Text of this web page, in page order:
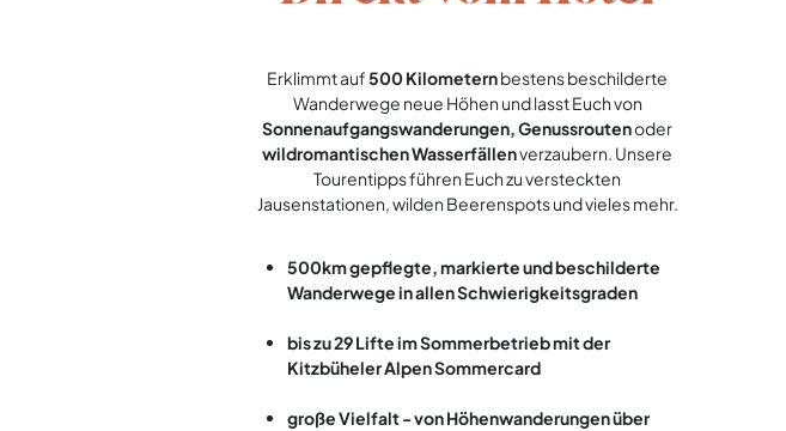
Erklimmt auf500 Kilometernbestens beschilderte
Wanderwege neue Höhen und lasst Euch von
Sonnenaufgangswanderungen, Genussroutenoder
wildromantischen Wasserfällenverzaubern. Unsere
Tourentipps führen Euch zu versteckten
Jausenstationen, wilden Beerenspots und vieles mehr.
500km gepflegte, markierte und beschilderte
Wanderwege in allen Schwierigkeitsgraden
bis zu 29 Lifte im Sommerbetrieb mit der
Kitzbüheler Alpen Sommercard
große Vielfalt - von Höhenwanderungen über